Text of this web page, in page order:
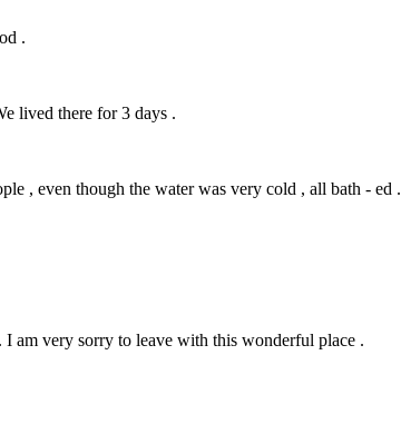
.
lived there for 3 days .
, even though the water was very cold , all bath - ed .
I am very sorry to leave with this wonderful place .